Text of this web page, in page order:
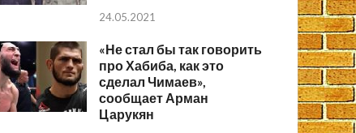
24.05.2021
«Не стал бы так говорить
про Хабиба, как это
сделал Чимаев»,
сообщает Арман
Царукян